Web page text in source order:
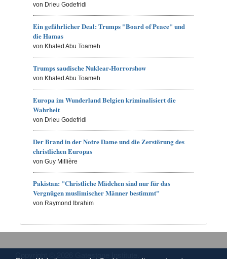
von Drieu Godefridi
Ein gefährlicher Deal: Trumps "Board of Peace" und
die Hamas
von Khaled Abu Toameh
Trumps saudische Nuklear-Horrorshow
von Khaled Abu Toameh
Europa im Wunderland Belgien kriminalisiert die
Wahrheit
von Drieu Godefridi
Der Brand in der Notre Dame und die Zerstörung des
christlichen Europas
von Guy Millière
Pakistan: "Christliche Mädchen sind nur für das
Vergnügen muslimischer Männer bestimmt"
von Raymond Ibrahim